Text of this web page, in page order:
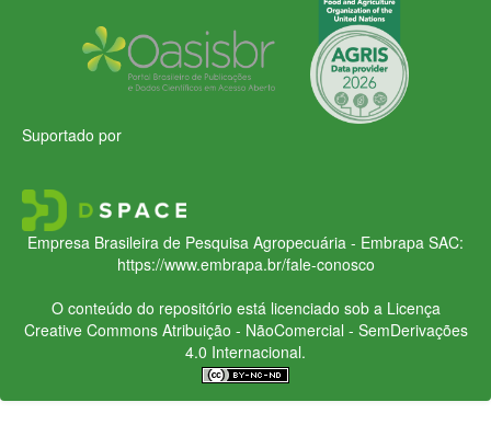
Suportado por
Empresa Brasileira de Pesquisa Agropecuária - Embrapa SAC:
https://www.embrapa.br/fale-conosco
O conteúdo do repositório está licenciado sob a Licença
Creative CommonsAtribuição - NãoComercial - SemDerivações
4.0 Internacional.